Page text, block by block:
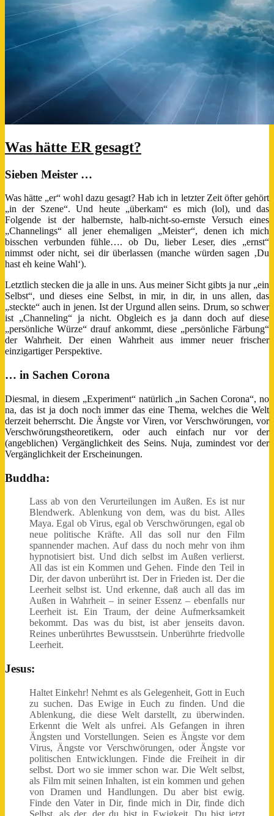
Was hätte ER gesagt?
Sieben Meister …
Was hätte „er“ wohl dazu gesagt? Hab ich in letzter Zeit öfter gehört
„in der Szene“. Und heute „überkam“ es mich (lol), und das
Folgende ist der halbernste, halb-nicht-so-ernste Versuch eines
„Channelings“ all jener ehemaligen „Meister“, denen ich mich
bisschen verbunden fühle…. ob Du, lieber Leser, dies „ernst“
nimmst oder nicht, sei dir überlassen (manche würden sagen ‚Du
hast eh keine Wahl‘).
Letztlich stecken die ja alle in uns. Aus meiner Sicht gibts ja nur „ein
Selbst“, und dieses eine Selbst, in mir, in dir, in uns allen, das
„steckte“ auch in jenen. Ist der Urgund allen seins. Drum, so schwer
ist „Channeling“ ja nicht. Obgleich es ja dann doch auf diese
„persönliche Würze“ drauf ankommt, diese „persönliche Färbung“
der Wahrheit. Der einen Wahrheit aus immer neuer frischer
einzigartiger Perspektive.
… in Sachen Corona
Diesmal, in diesem „Experiment“ natürlich „in Sachen Corona“, no
na, das ist ja doch noch immer das eine Thema, welches die Welt
derzeit beherrscht. Die Ängste vor Viren, vor Verschwörungen, vor
Verschwörungstheoretikern, oder auch einfach nur vor der
(angeblichen) Vergänglichkeit des Seins. Nuja, zumindest vor der
Vergänglichkeit der Erscheinungen.
Buddha:
Lass ab von den Verurteilungen im Außen. Es ist nur
Blendwerk. Ablenkung von dem, was du bist. Alles
Maya. Egal ob Virus, egal ob Verschwörungen, egal ob
neue politische Kräfte. All das soll nur den Film
spannender machen. Auf dass du noch mehr von ihm
hypnotisiert bist. Und dich selbst im Außen verlierst.
All das ist ein Kommen und Gehen. Finde den Teil in
Dir, der davon unberührt ist. Der in Frieden ist. Der die
Leerheit selbst ist. Und erkenne, daß auch all das im
Außen in Wahrheit – in seiner Essenz – ebenfalls nur
Leerheit ist. Ein Traum, der deine Aufmerksamkeit
bekommt. Das was du bist, ist aber jenseits davon.
Reines unberührtes Bewusstsein. Unberührte friedvolle
Leerheit.
Jesus:
Haltet Einkehr! Nehmt es als Gelegenheit, Gott in Euch
zu suchen. Das Ewige in Euch zu finden. Und die
Ablenkung, die diese Welt darstellt, zu überwinden.
Erkennt die Welt als unfrei. Als Gefangen in ihren
Ängsten und Vorstellungen. Seien es Ängste vor dem
Virus, Ängste vor Verschwörungen, oder Ängste vor
politischen Entwicklungen. Finde die Freiheit in dir
selbst. Dort wo sie immer schon war. Die Welt selbst,
als Film mit seinen Inhalten, ist ein kommen und gehen
von Dramen und Handlungen. Du aber bist ewig.
Finde den Vater in Dir, finde mich in Dir, finde dich
Selbst, als der, der du bist in Ewigkeit. Du bist jetzt